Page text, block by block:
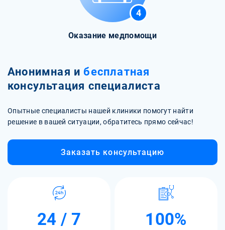
4
Оказание медпомощи
Анонимная и бесплатная
консультация специалиста
Опытные специалисты нашей клиники помогут найти
решение в вашей ситуации, обратитесь прямо сейчас!
Заказать консультацию
24 / 7 100%